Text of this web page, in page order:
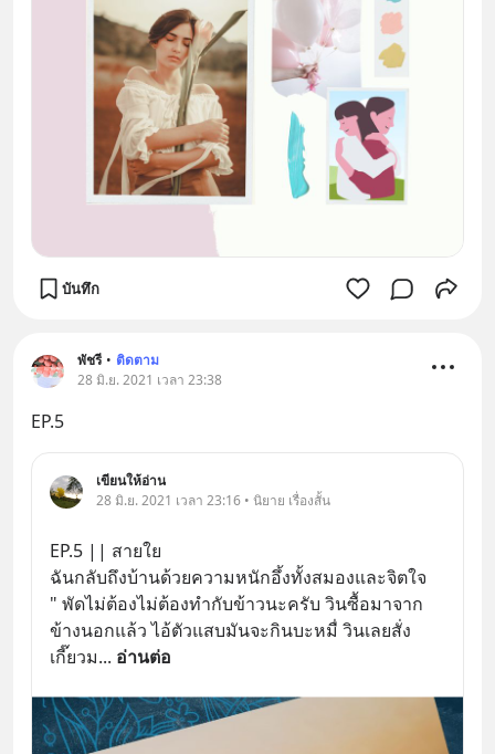
บันทึก
พัชรี • ติดตาม
28 มิ.ย. 2021 เวลา 23:38
EP.5
เขียนให้อ่าน
28 มิ.ย. 2021 เวลา 23:16 • นิยาย เรื่องสั้น
EP.5 || สายใย
ฉันกลับถึงบ้านด้วยความหนักอึ้งทั้งสมองและจิตใจ
" พัดไม่ต้องไม่ต้องทำกับข้าวนะครับ วินซื้อมาจาก
ข้างนอกแล้ว ไอ้ตัวแสบมันจะกินบะหมื่ วินเลยสั่ง
เกี๊ยวม... อ่านต่อ